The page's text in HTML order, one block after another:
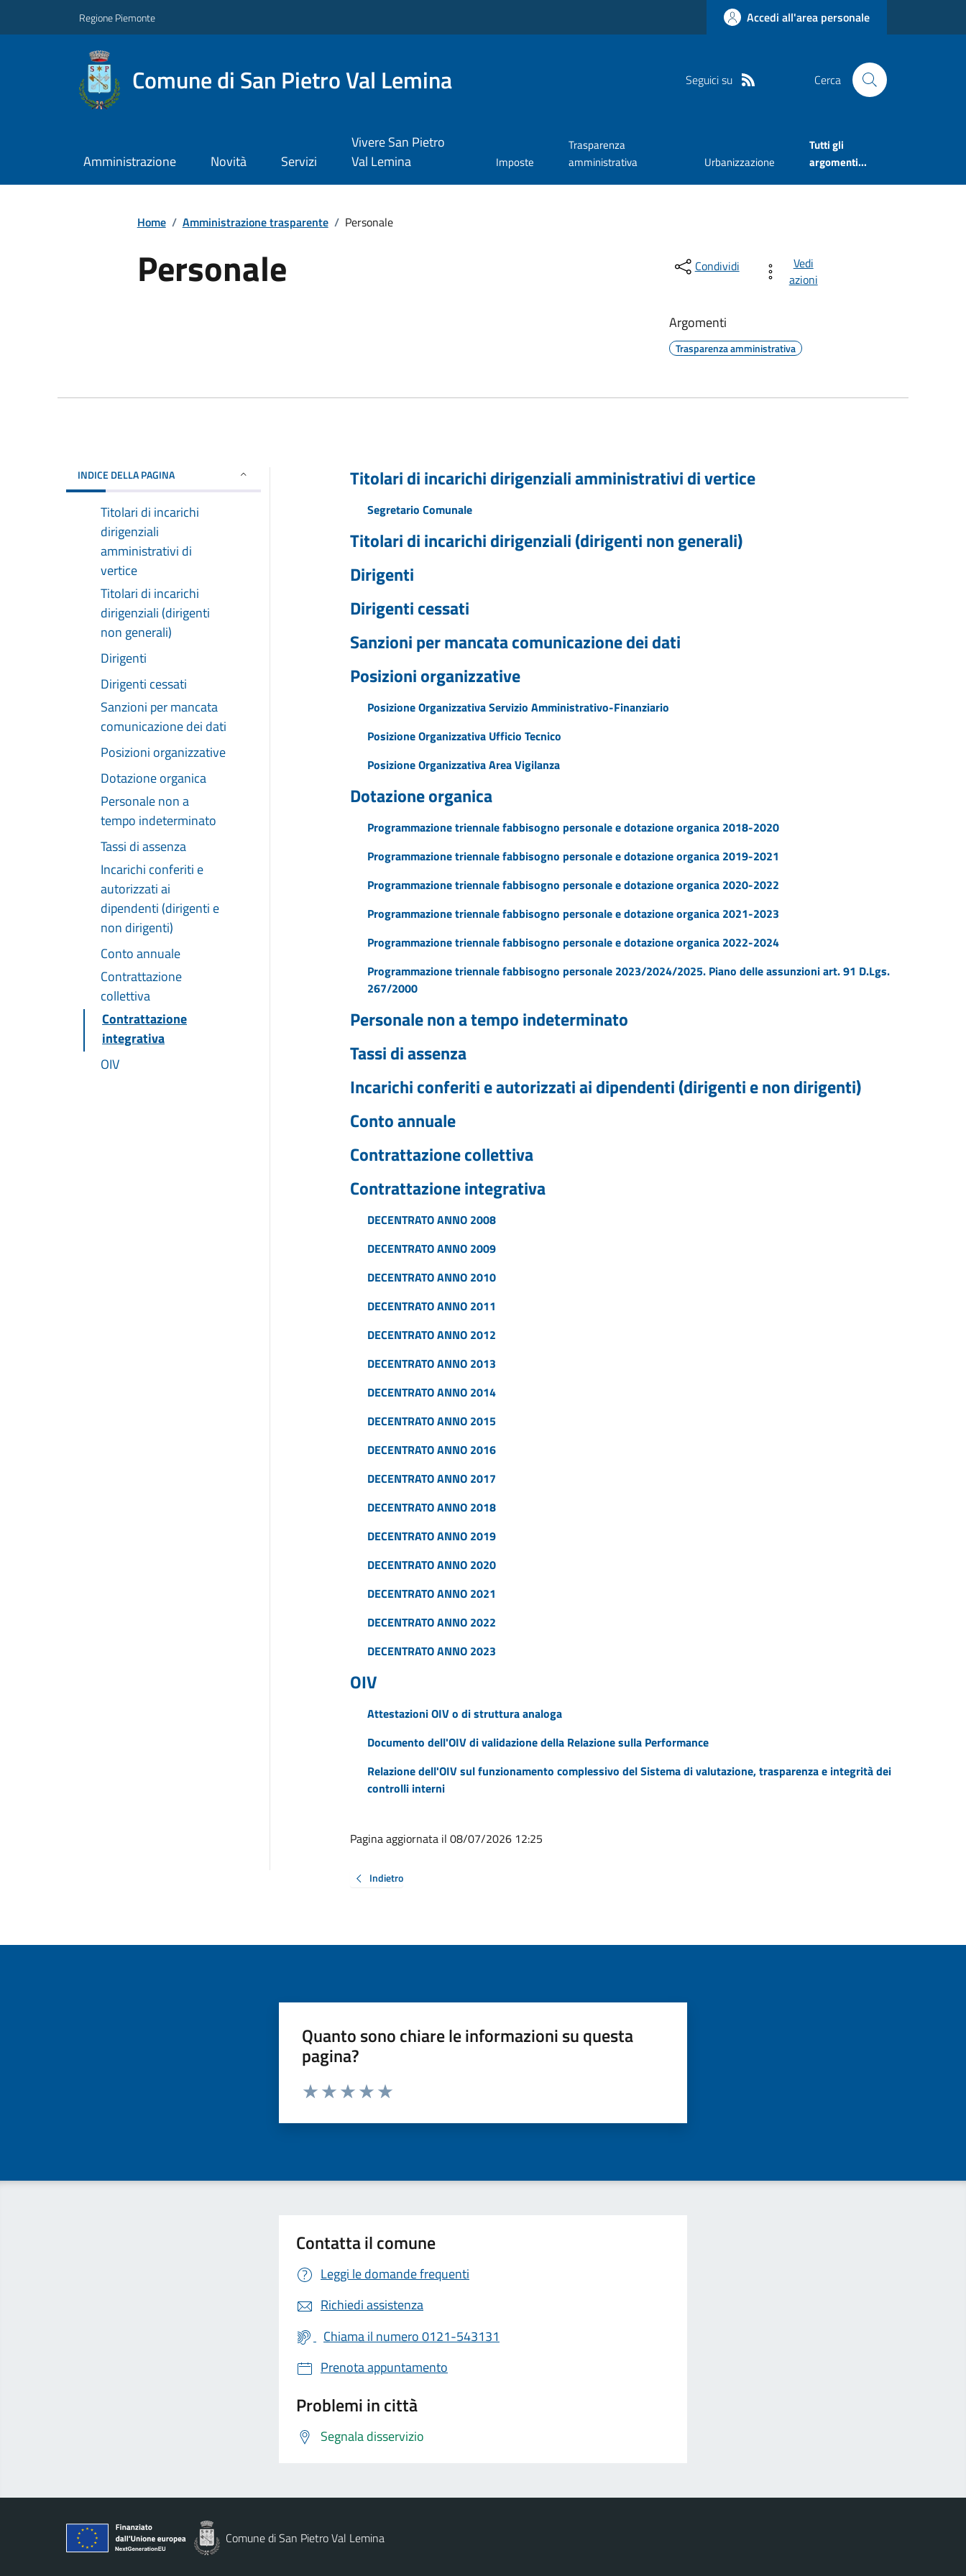
Regione Piemonte Accedi all'area personale
Comune di San Pietro Val Lemina Seguici su Cerca
Amministrazione Novità Servizi
Vivere San Pietro
Val Lemina
Imposte
Trasparenza
amministrativa
Urbanizzazione
Tutti gli
argomenti...
Home / Amministrazione trasparente / Personale
Personale Condividi
Vedi
azioni
Argomenti
Trasparenza amministrativa
INDICE DELLA PAGINA
Titolari di incarichi
dirigenziali
amministrativi di
vertice
Titolari di incarichi
dirigenziali (dirigenti
non generali)
Dirigenti
Dirigenti cessati
Sanzioni per mancata
comunicazione dei dati
Posizioni organizzative
Dotazione organica
Personale non a
tempo indeterminato
Tassi di assenza
Incarichi conferiti e
autorizzati ai
dipendenti (dirigenti e
non dirigenti)
Conto annuale
Contrattazione
collettiva
Contrattazione
integrativa
OIV
Titolari di incarichi dirigenziali amministrativi di vertice
Segretario Comunale
Titolari di incarichi dirigenziali (dirigenti non generali)
Dirigenti
Dirigenti cessati
Sanzioni per mancata comunicazione dei dati
Posizioni organizzative
Posizione Organizzativa Servizio Amministrativo-Finanziario
Posizione Organizzativa Ufficio Tecnico
Posizione Organizzativa Area Vigilanza
Dotazione organica
Programmazione triennale fabbisogno personale e dotazione organica 2018-2020
Programmazione triennale fabbisogno personale e dotazione organica 2019-2021
Programmazione triennale fabbisogno personale e dotazione organica 2020-2022
Programmazione triennale fabbisogno personale e dotazione organica 2021-2023
Programmazione triennale fabbisogno personale e dotazione organica 2022-2024
Programmazione triennale fabbisogno personale 2023/2024/2025. Piano delle assunzioni art. 91 D.Lgs.
267/2000
Personale non a tempo indeterminato
Tassi di assenza
Incarichi conferiti e autorizzati ai dipendenti (dirigenti e non dirigenti)
Conto annuale
Contrattazione collettiva
Contrattazione integrativa
DECENTRATO ANNO 2008
DECENTRATO ANNO 2009
DECENTRATO ANNO 2010
DECENTRATO ANNO 2011
DECENTRATO ANNO 2012
DECENTRATO ANNO 2013
DECENTRATO ANNO 2014
DECENTRATO ANNO 2015
DECENTRATO ANNO 2016
DECENTRATO ANNO 2017
DECENTRATO ANNO 2018
DECENTRATO ANNO 2019
DECENTRATO ANNO 2020
DECENTRATO ANNO 2021
DECENTRATO ANNO 2022
DECENTRATO ANNO 2023
OIV
Attestazioni OIV o di struttura analoga
Documento dell'OIV di validazione della Relazione sulla Performance
Relazione dell'OIV sul funzionamento complessivo del Sistema di valutazione, trasparenza e integrità dei
controlli interni
Pagina aggiornata il 08/07/2026 12:25
Indietro
Quanto sono chiare le informazioni su questa
pagina?
Valuta da 1 a 5 stelle la pagina
Contatta il comune
Leggi le domande frequenti
Richiedi assistenza
Chiama il numero 0121-543131
Prenota appuntamento
Problemi in città
Segnala disservizio
Comune di San Pietro Val Lemina